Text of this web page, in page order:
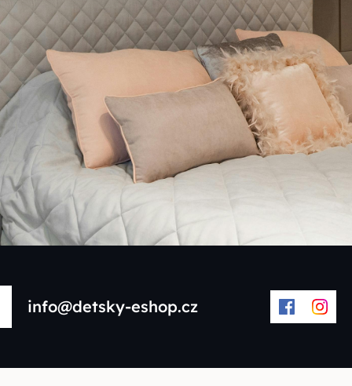
info@detsky-eshop.cz